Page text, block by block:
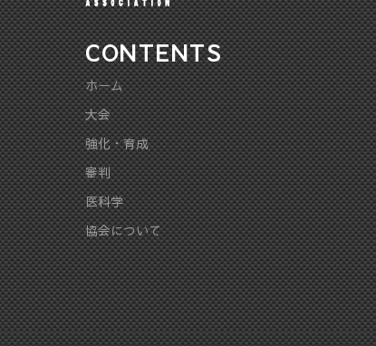
CONTENTS
ホーム
大会
強化・育成
審判
医科学
協会について